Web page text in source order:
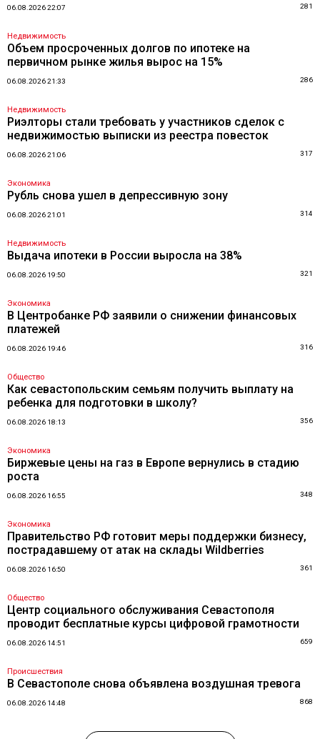
06.08.2026 22:07 281
Недвижимость
Объем просроченных долгов по ипотеке на
первичном рынке жилья вырос на 15%
06.08.2026 21:33 286
Недвижимость
Риэлторы стали требовать у участников сделок с
недвижимостью выписки из реестра повесток
06.08.2026 21:06 317
Экономика
Рубль снова ушел в депрессивную зону
06.08.2026 21:01 314
Недвижимость
Выдача ипотеки в России выросла на 38%
06.08.2026 19:50 321
Экономика
В Центробанке РФ заявили о снижении финансовых
платежей
06.08.2026 19:46 316
Общество
Как севастопольским семьям получить выплату на
ребенка для подготовки в школу?
06.08.2026 18:13 356
Экономика
Биржевые цены на газ в Европе вернулись в стадию
роста
06.08.2026 16:55 348
Экономика
Правительство РФ готовит меры поддержки бизнесу,
пострадавшему от атак на склады Wildberries
06.08.2026 16:50 361
Общество
Центр социального обслуживания Севастополя
проводит бесплатные курсы цифровой грамотности
06.08.2026 14:51 659
Происшествия
В Севастополе снова объявлена воздушная тревога
06.08.2026 14:48 868